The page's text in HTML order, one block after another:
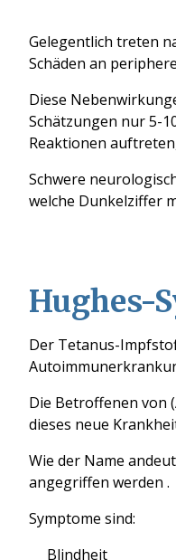
Gelegentlich treten
Schäden an
Diese
Schätzungen nur 5-
Reaktionen
Schwere
welche Dunkelziffer
Hughes-
Der Tetanus-
Die Betroffenen von
dieses neue
Wie der Name
angegriffen werden .
Symptome sind:
Blindheit